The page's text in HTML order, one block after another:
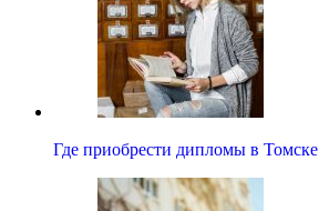
Где приобрести дипломы в Томске